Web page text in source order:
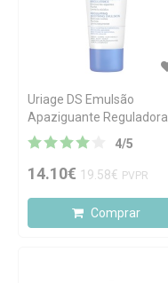
Uriage DS Emulsão
Apaziguante Reguladora
40ml
4/5
14.10€ 19.58€ PVPR
Comprar